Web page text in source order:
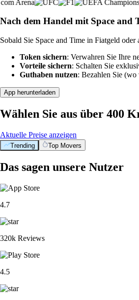
Nach dem Handel mit Space and
Sobald Sie Space and Time in Fiatgeld
Token sichern: Verwahren Sie Ihre
Vorteile sichern: Schalten Sie
Guthaben nutzen: Bezahlen Sie
App herunterladen
Wählen Sie aus über 400
Aktuelle Preise anzeigen
Trending Top Movers
Das sagen unsere Nutzer
4.7
320k Reviews
4.5